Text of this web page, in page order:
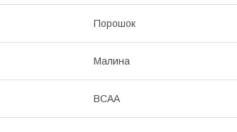
Порошок
Малина
BCAA